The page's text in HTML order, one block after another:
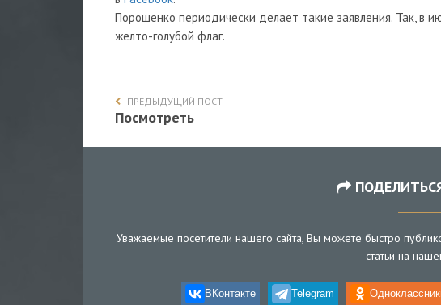
Порошенко периодически делает такие заявления. Так, в
желто-голубой флаг.
ПРЕДЫДУЩИЙ ПОСТ
Посмотреть
Уважаемые посетители нашего сайта, Вы можете быстро
статьи на
ВКонтакте Telegram